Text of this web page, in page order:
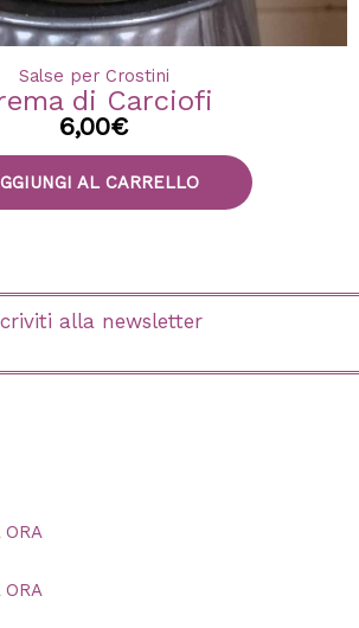
Salse per Crostini
di Carciofi
6,00€
AL CARRELLO
alla newsletter
ORA
ORA